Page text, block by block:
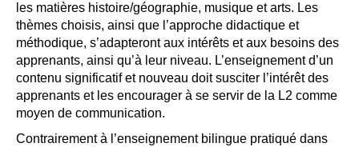
les matières histoire/géographie, musique et arts. Les
thèmes choisis, ainsi que l’approche didactique et
méthodique, s’adapteront aux intérêts et aux besoins des
apprenants, ainsi qu’à leur niveau. L’enseignement d’un
contenu significatif et nouveau doit susciter l’intérêt des
apprenants et les encourager à se servir de la L2 comme
moyen de communication.
Contrairement à l’enseignement bilingue pratiqué dans